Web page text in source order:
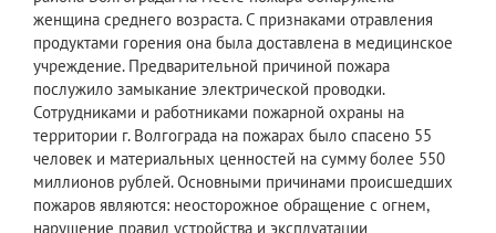
женщина среднего возраста. С признаками отравления
продуктами горения она была доставлена в медицинское
учреждение. Предварительной причиной пожара
послужило замыкание электрической проводки.
Сотрудниками и работниками пожарной охраны на
территории г. Волгограда на пожарах было спасено 55
человек и материальных ценностей на сумму более 550
миллионов рублей. Основными причинами происшедших
пожаров являются: неосторожное обращение с огнем,
нарушение правил устройства и эксплуатации